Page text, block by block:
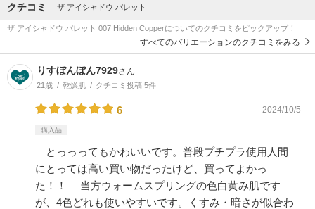
クチコミ ザ アイシャドウ パレット
ザ アイシャドウ パレット 007 Hidden Copperについてのクチコミをピックアップ！
すべてのバリエーションのクチコミをみる
りすぼんぼん7929さん
21歳 乾燥肌 クチコミ投稿 5件
6 2024/10/5
購入品
とっっってもかわいいです。普段プチプラ使用人間
にとっては高い買い物だったけど、買ってよかっ
た！！ 当方ウォームスプリングの色白黄み肌です
が、4色どれも使いやすいです。くすみ・暗さが似合わ